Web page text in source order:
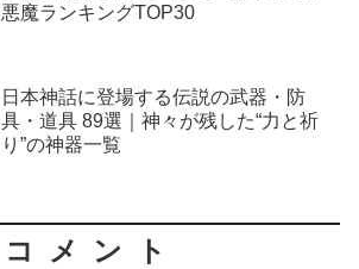
悪魔ランキングTOP30
日本神話に登場する伝説の武器・防
具・道具 89選｜神々が残した“力と祈
り”の神器一覧
コメント